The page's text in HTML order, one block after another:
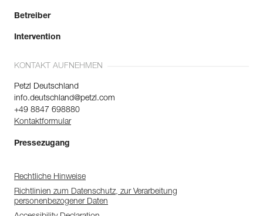
Betreiber
Intervention
KONTAKT AUFNEHMEN
Petzl Deutschland
info.deutschland@petzl.com
+49 8847 698880
Kontaktformular
Pressezugang
Rechtliche Hinweise
Richtlinien zum Datenschutz, zur Verarbeitung
personenbezogener Daten